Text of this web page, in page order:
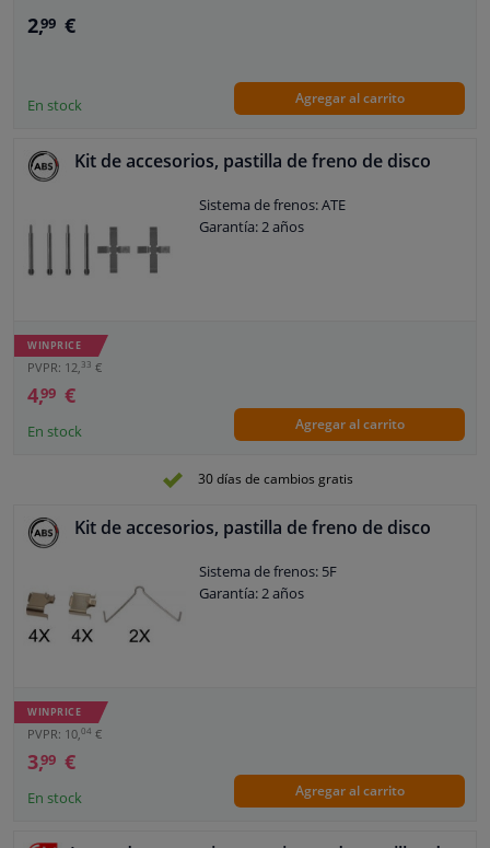
2,99 €
En stock Agregar al carrito
Kit de accesorios, pastilla de freno de disco
Sistema de frenos: ATE
Garantía: 2 años
WINPRICE
PVPR: 12,33 €
4,99 €
En stock Agregar al carrito
30 días de cambios gratis
Kit de accesorios, pastilla de freno de disco
Sistema de frenos: 5F
Garantía: 2 años
WINPRICE
PVPR: 10,04 €
3,99 €
En stock Agregar al carrito